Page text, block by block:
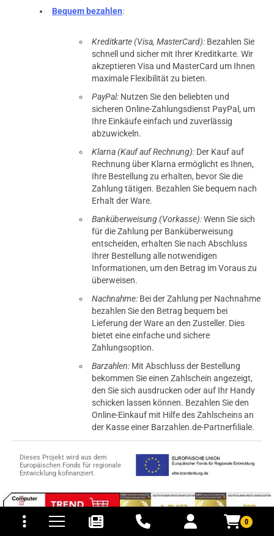
0
und Versandkosten
Bequem bezahlen:
Kreditkarte (Visa, MasterCard): Bezahlen Sie
schnell und sicher mit Ihrer Kreditkarte. Wir
akzeptieren Visa und MasterCard um Ihnen
maximale Flexibilität zu bieten.
PayPal: Nutzen Sie den beliebten und
sicheren Online-Zahlungsdienst PayPal, um
Ihre Einkäufe einfach und zuverlässig
abzuwickeln.
Klarna (Kauf auf Rechnung): Der Kauf auf
Rechnung über Klarna ermöglicht es Ihnen,
Ihre Bestellung zu erhalten, bevor Sie die
Zahlung tätigen. Bezahlen Sie bequem nach
Erhalt der Ware.
Banküberweisung (Vorkasse):Wenn Sie sich
für die Zahlung per Banküberweisung
entscheiden, erhalten Sie nach Abschluss
Ihrer Bestellung alle notwendigen
Informationen, um den Betrag im Voraus zu
überweisen.
Nachnahme: Bei der Zahlung per Nachnahme
bezahlen Sie den Betrag bequem bei
Lieferung der Ware an den Zusteller. Dies
bietet eine einfache und sichere
Zahlungsoption.
Barzahlen: Mit Abschluss der Bestellung
bekommen Sie einen Zahlschein angezeigt,
den Sie sich ausdrucken oder auf Ihr Handy
schicken lassen können. Bezahlen Sie den
Online-Einkauf mit Hilfe des Zahlscheins an
der Kasse einer Barzahlen.de-Partnerfiliale.
Dieses Projekt wird aus dem
Europäischen Fonds für regionale
Entwicklung kofinanziert.